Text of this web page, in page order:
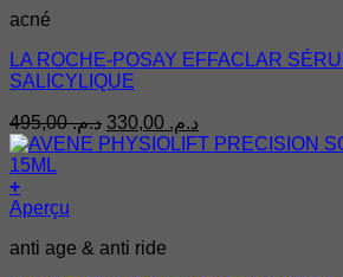
acné
LA ROCHE-POSAY EFFACLAR
SALICYLIQUE
د.م.495,00
Le
prix
د.م.
prix
+
Aperçu
anti age & anti ride